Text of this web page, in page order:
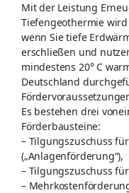
Mit der Leistung
Tiefengeothermie
wenn Sie tiefe
erschließen und
mindestens 20° C
Deutschland
Es bestehen drei
Förderbausteine:
– Tilgungszuschuss
(„Anlagenförderung“),
– Tilgungszuschuss
–